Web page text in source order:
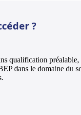
?
qualification préalable,
dans le domaine du